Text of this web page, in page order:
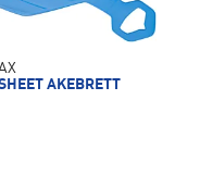
AKEBRETT